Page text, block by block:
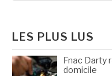
LES PLUS LUS
Fnac Darty
domicile